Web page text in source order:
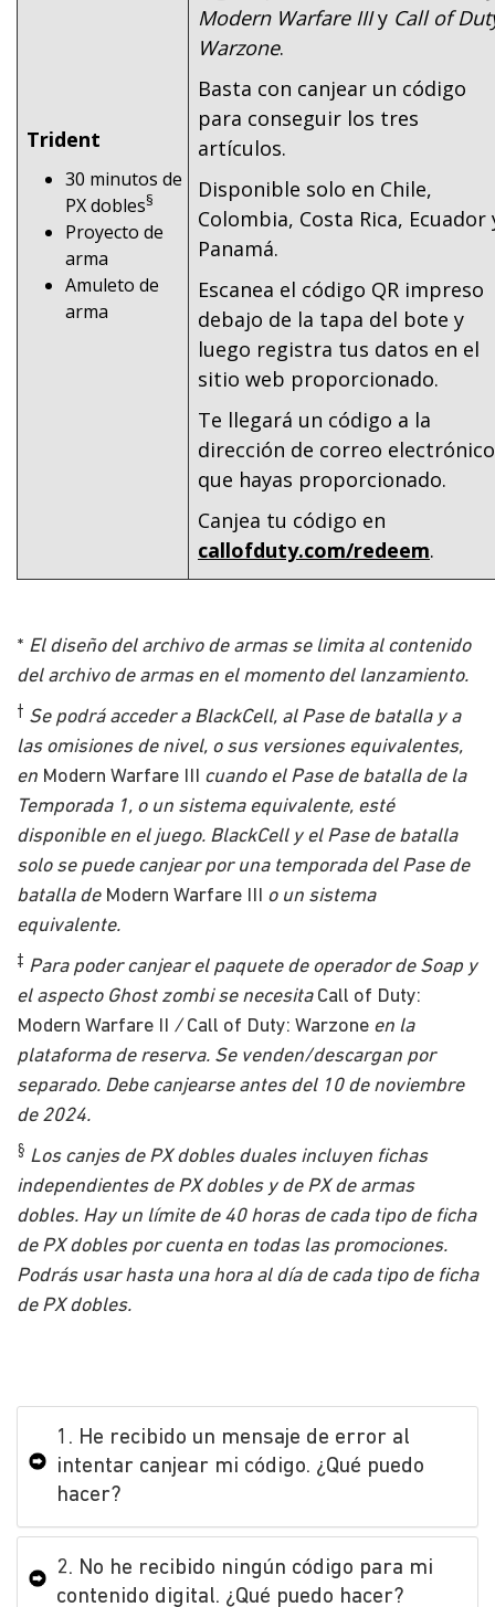
Trident
30 minutos de
PX dobles§
Proyecto de
arma
Amuleto de
arma
Modern Warfare IIIy Call of
Warzone.
Basta con canjear un código
para conseguir los tres
artículos.
Disponible solo en Chile,
Colombia, Costa Rica, Ecuador
Panamá.
Escanea el código QR impreso
debajo de la tapa del bote y
luego registra tus datos en el
sitio web proporcionado.
Te llegará un código a la
dirección de correo electrónico
que hayas proporcionado.
Canjea tu código en
callofduty.com/redeem.
* El diseño del archivo de armas se limita al contenido
del archivo de armas en el momento del lanzamiento.
† Se podrá acceder a BlackCell, al Pase de batalla y a
las omisiones de nivel, o sus versiones equivalentes,
en Modern Warfare III cuando el Pase de batalla de la
Temporada 1, o un sistema equivalente, esté
disponible en el juego. BlackCell y el Pase de batalla
solo se puede canjear por una temporada del Pase de
batalla de Modern Warfare III o un sistema
equivalente.
‡ Para poder canjear el paquete de operador de Soap y
el aspecto Ghost zombi se necesitaCall of Duty:
Modern Warfare II /Call of Duty: Warzone en la
plataforma de reserva. Se venden/descargan por
separado. Debe canjearse antes del 10 de noviembre
de 2024.
§ Los canjes de PX dobles duales incluyen fichas
independientes de PX dobles y de PX de armas
dobles. Hay un límite de 40 horas de cada tipo de ficha
de PX dobles por cuenta en todas las promociones.
Podrás usar hasta una hora al día de cada tipo de ficha
de PX dobles.
1. He recibido un mensaje de error al
intentar canjear mi código. ¿Qué puedo
hacer?
2. No he recibido ningún código para mi
contenido digital. ¿Qué puedo hacer?